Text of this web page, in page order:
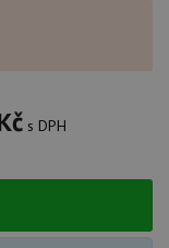
s DPH